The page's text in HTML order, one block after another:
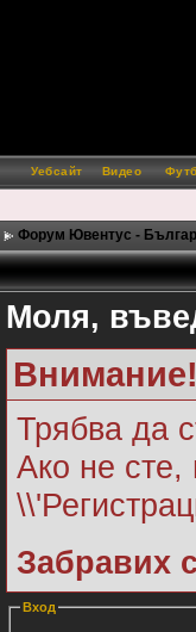
Уебсайт Видео
Форум Ювентус -
Моля,
Внимание!
Трябва да
Ако не сте,
Забравих
Вход